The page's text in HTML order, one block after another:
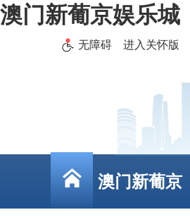
澳门新葡京娱乐城
无障碍 进入关怀版
澳门新葡京